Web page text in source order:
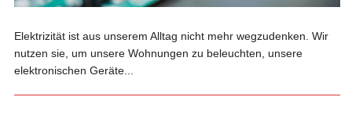
Elektrizität ist aus unserem Alltag nicht mehr wegzudenken. Wir
nutzen sie, um unsere Wohnungen zu beleuchten, unsere
elektronischen Geräte...